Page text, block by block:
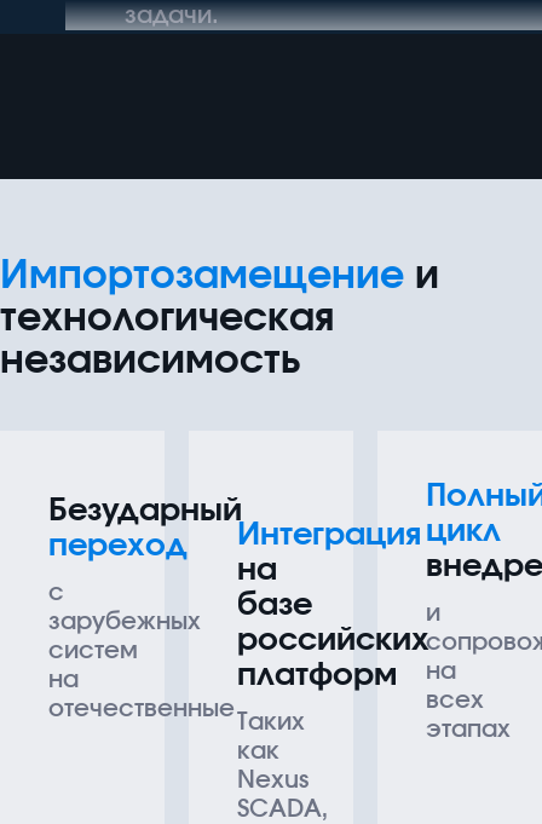
задачи.
Импортозамещение и
технологическая
независимость
Безударный
переход
с
зарубежных
систем
на
отечественные
Интеграция
на
базе
российских
платформ
Таких
как
Nexus
SCADA,
цикл
и
на
всех
этапах